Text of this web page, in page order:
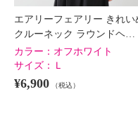
エアリーフェアリー きれい
クルーネック ラウンドヘ…
カラー： オフホワイト
サイズ：
Ｌ
¥6,900 （税込）